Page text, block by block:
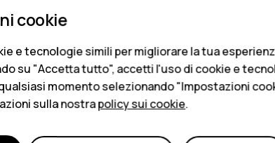
Sì No
cookie
e tecnologie simili per migliorare la tua
su "Accetta tutto", accetti l'uso di cookie e
momento selezionando "Impostazioni
sulla nostrapolicy sui cookie.